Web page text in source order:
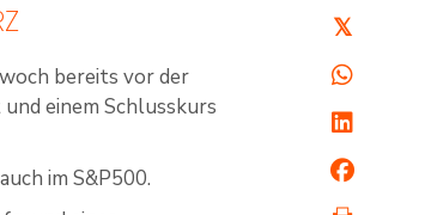
bereits vor der
einem Schlusskurs
im S&P500.
𝕏